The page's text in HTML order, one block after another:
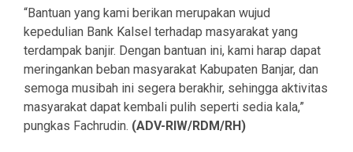
“Bantuan yang kami berikan merupakan wujud
kepedulian Bank Kalsel terhadap masyarakat yang
terdampak banjir. Dengan bantuan ini, kami harap dapat
meringankan beban masyarakat Kabupaten Banjar, dan
semoga musibah ini segera berakhir, sehingga aktivitas
masyarakat dapat kembali pulih seperti sedia kala,”
pungkas Fachrudin. (ADV-RIW/RDM/RH)